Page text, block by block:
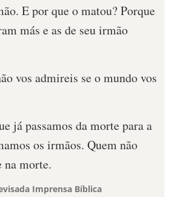
E por que o matou? Porque
más e as de seu irmão
vos admireis se o mundo vos
já passamos da morte para a
os irmãos. Quem não
na morte.
Imprensa Bíblica